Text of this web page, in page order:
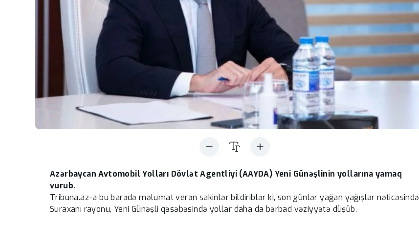
Azərbaycan Avtomobil Yolları Dövlət Agentliyi (AAYDA) Yeni Günəşlinin yollarına yamaq
vurub.
Tribuna.az-a bu barədə məlumat verən sakinlər bildiriblər ki, son günlər yağan yağışlar nəticəsində
Suraxanı rayonu, Yeni Günəşli qəsəbəsində yollar daha da bərbad vəziyyətə düşüb.